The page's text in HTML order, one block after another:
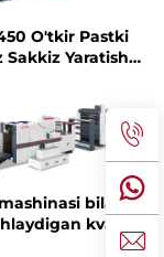
O'tkir Pastki
Sakkiz Yaratish
bilan
kvadrat
kaqon sumka